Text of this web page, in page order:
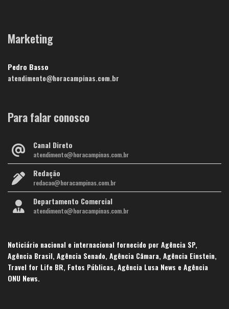
Marketing
Pedro Basso
atendimento@horacampinas.com.br
Para falar conosco
Canal Direto
atendimento@horacampinas.com.br
Redação
redacao@horacampinas.com.br
Departamento Comercial
atendimento@horacampinas.com.br
Noticiário nacional e internacional fornecido por Agência SP,
Agência Brasil, Agência Senado, Agência Câmara, Agência Einstein,
Travel for Life BR, Fotos Públicas, Agência Lusa News e Agência
ONU News.